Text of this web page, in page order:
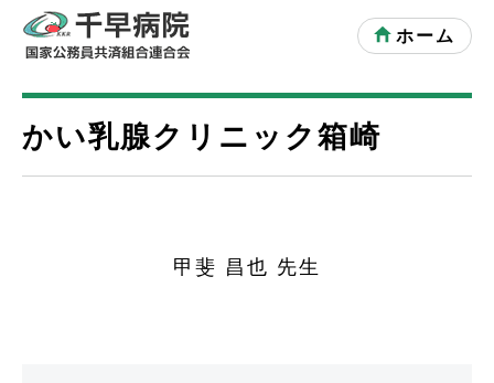
ホーム
かい乳腺クリニック箱崎
甲斐 昌也 先生